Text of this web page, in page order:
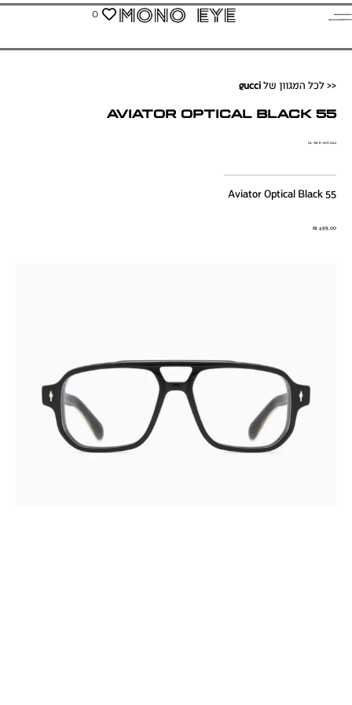
0
<< לכל המגוון שלgucci
Aviator Optical Black 55
GL-BLK-AVI-001
Aviator Optical Black 55
499.00
₪